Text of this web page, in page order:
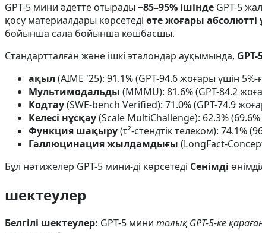
GPT-5 мини әдетте отырады ~85–95% ішінде GPT-5
қосу материалдары көрсетеді өте жоғары абсолютті
бойынша сала бойынша көшбасшы.
Стандартталған және ішкі эталондар ауқымында,
ақыл (AIME '25): 91.1% (GPT-94.6 жоғары үшін 5%-
Мультимодальды (MMMU): 81.6% (GPT-84.2
Кодтау(SWE-bench Verified): 71.0% (GPT-74.9
Келесі нұсқау(Scale MultiChallenge): 62.3%
Функция шақыру(τ²-стендтік телеком): 74.1%
Галлюцинация жылдамдығы (LongFact-
Бұл нәтижелер GPT-5 мини-ді көрсетеді Сенімді
шектеулер
Белгілі шектеулер: GPT-5 мини толық GPT-5-ке